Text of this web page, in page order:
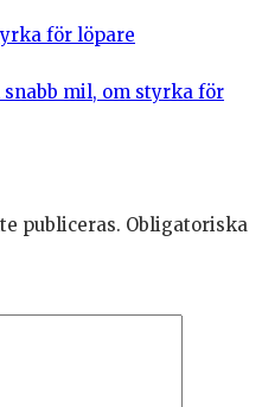
för löpare
mil, om styrka för
publiceras. Obligatoriska